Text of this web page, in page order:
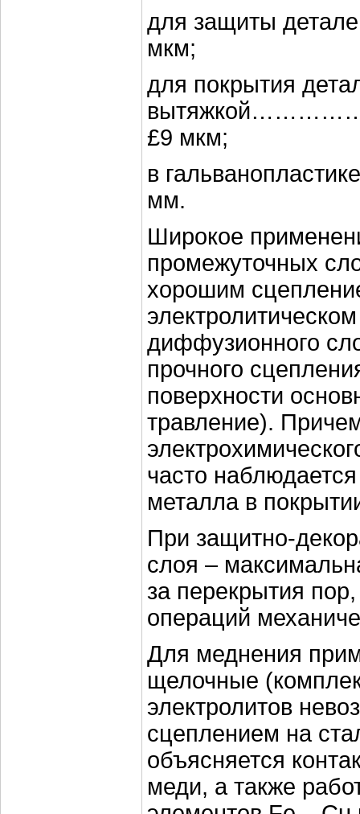
для защиты
мкм;
для покрытия
£9 мкм;
в
мм.
Широкое
промежуточных
хорошим
диффузионного
прочного
поверхности
травление).
часто
металла в
При защитно-
слоя –
за перекрытия
операций
Для меднения
щелочные
электролитов
сцеплением на
объясняется
меди, а также